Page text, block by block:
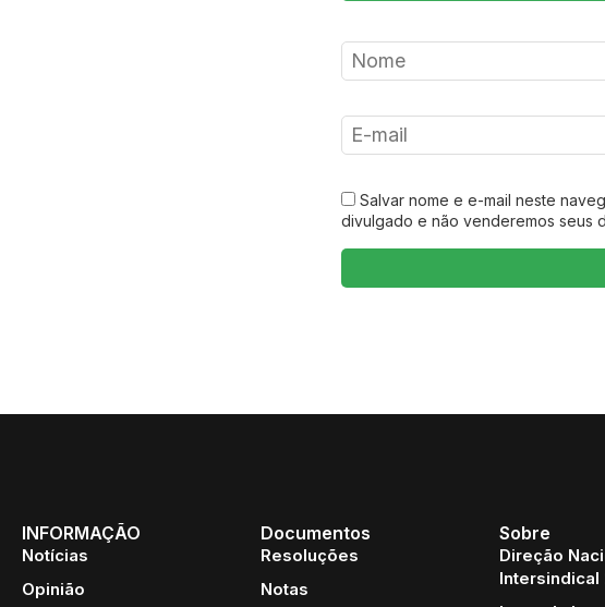
Salvar nome e e-mail neste
divulgado e não venderemos seus
INFORMAÇÃO
Notícias
Opinião
Documentos
Resoluções
Notas
Sobre
Direção
Intersindical